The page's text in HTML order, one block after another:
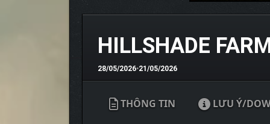
HILLSHADE
28/05/2026•21/05/2026
THÔNG TIN LƯU Ý/